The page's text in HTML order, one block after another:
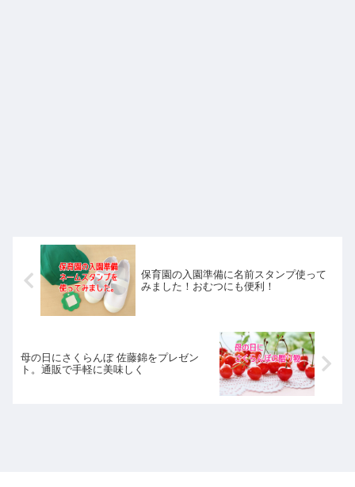
保育園の入園準備に名前スタンプ使って
みました！おむつにも便利！
母の日にさくらんぼ 佐藤錦をプレゼン
ト。通販で手軽に美味しく